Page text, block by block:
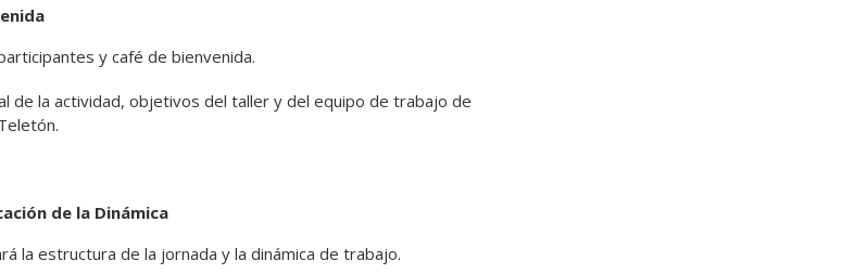
y café de bienvenida.
de la actividad, objetivos del taller y del equipo de trabajo de
de la Dinámica
la estructura de la jornada y la dinámica de trabajo.